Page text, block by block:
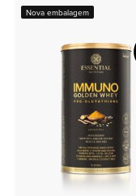
Nova embalagem